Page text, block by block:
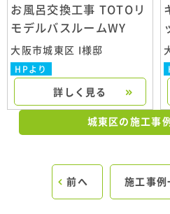
お風呂交換工事 TOTOリ
モデルバスルームWY
大阪市城東区 I様邸
HPより
詳しく見る
城東区の施工事
前へ 施工事例